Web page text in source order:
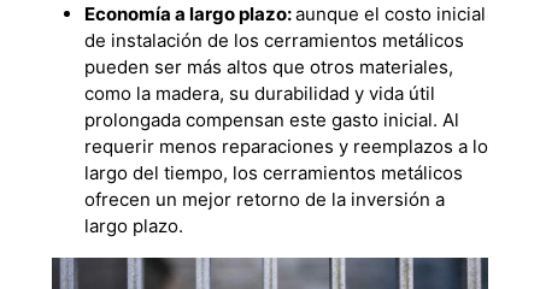
Economía a largo plazo:aunque el costo inicial
de instalación de los cerramientos metálicos
pueden ser más altos que otros materiales,
como la madera, su durabilidad y vida útil
prolongada compensan este gasto inicial. Al
requerir menos reparaciones y reemplazos a lo
largo del tiempo, los cerramientos metálicos
ofrecen un mejor retorno de la inversión a
largo plazo.